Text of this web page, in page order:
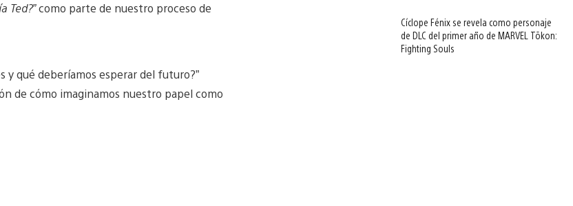
Ted?”como parte de nuestro proceso de
y qué deberíamos esperar del futuro?”
de cómo imaginamos nuestro papel como
Cíclope Fénix se revela como personaje
de DLC del primer año de MARVEL Tōkon:
Fighting Souls